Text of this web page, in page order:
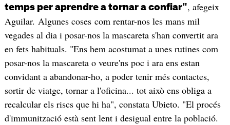
temps per aprendre a tornar a confiar", afegeix
Aguilar. Algunes coses com rentar-nos les mans mil
vegades al dia i posar-nos la mascareta s'han convertit ara
en fets habituals. "Ens hem acostumat a unes rutines com
posar-nos la mascareta o veure'ns poc i ara ens estan
convidant a abandonar-ho, a poder tenir més contactes,
sortir de viatge, tornar a l'oficina... tot això ens obliga a
recalcular els riscs que hi ha", constata Ubieto. "El procés
d'immunització està sent lent i desigual entre la població.